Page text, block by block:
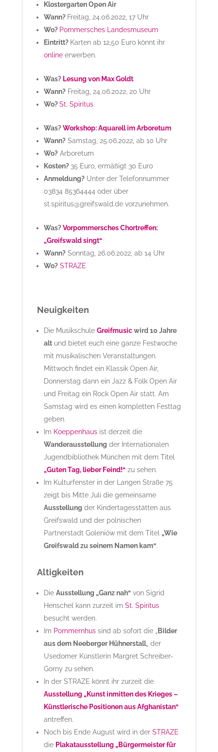
Klostergarten Open Air
Wann? Freitag, 24.06.2022, 17 Uhr
Wo? Pommersches Landesmuseum
Eintritt? Karten ab 12,50 Euro könnt ihr
onlineerwerben.
Was? Lesung von Max Goldt
Wann?Freitag, 24.06.2022, 20 Uhr
Wo?St. Spiritus
Was?Workshop: Aquarell im Arboretum
Wann?Samstag, 25.06.2022, ab 10 Uhr
Wo?Arboretum
Kosten? 35 Euro, ermäßigt 30 Euro
Anmeldung?Unter der Telefonnummer
03834 85364444 oder über
st.spiritus@greifswald.de vorzunehmen.
Was?Vorpommersches Chortreffen:
„Greifswald singt“
Wann?Sonntag, 26.06.2022, ab 14 Uhr
Wo? STRAZE
Neuigkeiten
Die Musikschule Greifmusicwird 10 Jahre
altund bietet euch eine ganze Festwoche
mit musikalischen Veranstaltungen.
Mittwoch findet ein Klassik Open Air,
Donnerstag dann ein Jazz & Folk Open Air
und Freitag ein Rock Open Air statt. Am
Samstag wird es einen kompletten Festtag
geben.
Im Koeppenhausist derzeit die
Wanderausstellung der Internationalen
Jugendbibliothek München mit dem Titel
„Guten Tag, lieber Feind!“zu sehen.
Im Kulturfenster in der Langen Straße 75
zeigt bis Mitte Juli die gemeinsame
Ausstellung der Kindertagesstätten aus
Greifswald und der polnischen
Partnerstadt Goleniów mit dem Titel „Wie
Greifswald zu seinem Namen kam“.
Altigkeiten
Die Ausstellung „Ganz nah“von Sigrid
Henschel kann zurzeit im St. Spiritus
besucht werden.
Im Pommernhussind ab sofort die
Bilder
aus dem Neeberger Hühnerstall„ der
Usedomer Künstlerin Margret Schreiber-
Gorny zu sehen.
In der STRAZE könnt ihr zurzeit die
Ausstellung „Kunst inmitten des Krieges –
Künstlerische Positionen aus Afghanistan“
antreffen.
Noch bis Ende August wird in der STRAZE
die Plakatausstellung „Bürgermeister für